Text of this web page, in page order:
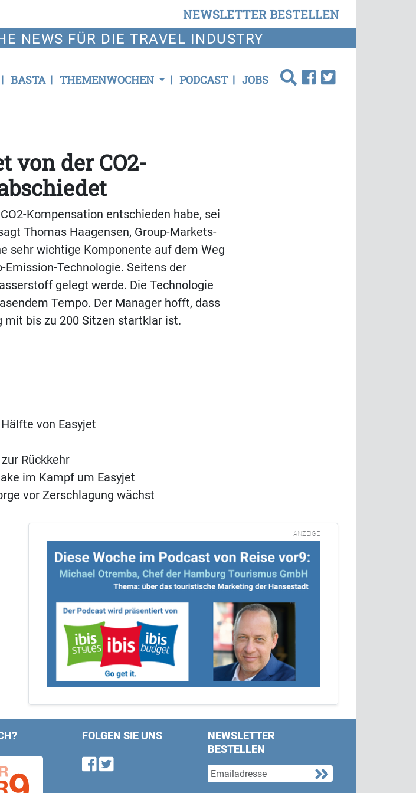
NEWSLETTER BESTELLEN
NEWS FÜR DIE TRAVEL INDUSTRY
BASTA THEMENWOCHEN PODCAST JOBS
von der CO2-
Kompensation entschieden habe, sei
Thomas Haagensen, Group-Markets-
sehr wichtige Komponente auf dem Weg
Technologie. Seitens der
gelegt werde. Die Technologie
Tempo. Der Manager hofft, dass
bis zu 200 Sitzen startklar ist.
von Easyjet
Rückkehr
im Kampf um Easyjet
vor Zerschlagung wächst
ANZEIGE
FOLGEN SIE UNS
Find us on Facebook
Follow us on Twitter
NEWSLETTER
BESTELLEN